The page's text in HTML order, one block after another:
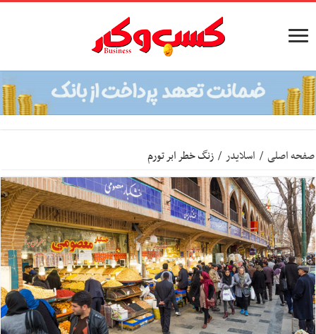
صفحه اصلی / اسلایدر / زنگ خطر ابر تورم